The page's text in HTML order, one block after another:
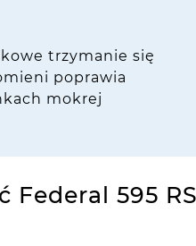
trzymanie się
poprawia
mokrej
595